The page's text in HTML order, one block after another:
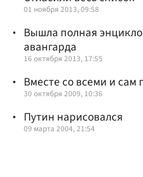
01 ноября 2013, 09:58
Вышла полная
авангарда
16 октября 2013, 17:55
Вместе со всеми и сам
30 октября 2009, 10:36
Путин нарисовался
09 марта 2004, 21:54